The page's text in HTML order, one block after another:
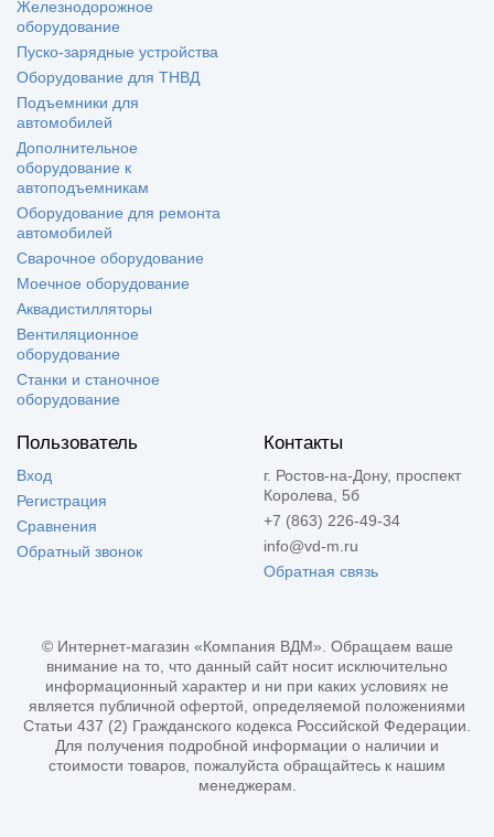
Железнодорожное
оборудование
Пуско-зарядные устройства
Оборудование для ТНВД
Подъемники для
автомобилей
Дополнительное
оборудование к
автоподъемникам
Оборудование для ремонта
автомобилей
Сварочное оборудование
Моечное оборудование
Аквадистилляторы
Вентиляционное
оборудование
Станки и станочное
оборудование
Пользователь
Вход
Регистрация
Сравнения
Обратный звонок
Контакты
г. Ростов-на-Дону, проспект
Королева, 5б
+7 (863) 226-49-34
info@vd-m.ru
Обратная связь
© Интернет-магазин «Компания ВДМ». Обращаем ваше
внимание на то, что данный сайт носит исключительно
информационный характер и ни при каких условиях не
является публичной офертой, определяемой положениями
Статьи 437 (2) Гражданского кодекса Российской Федерации.
Для получения подробной информации о наличии и
стоимости товаров, пожалуйста обращайтесь к нашим
менеджерам.